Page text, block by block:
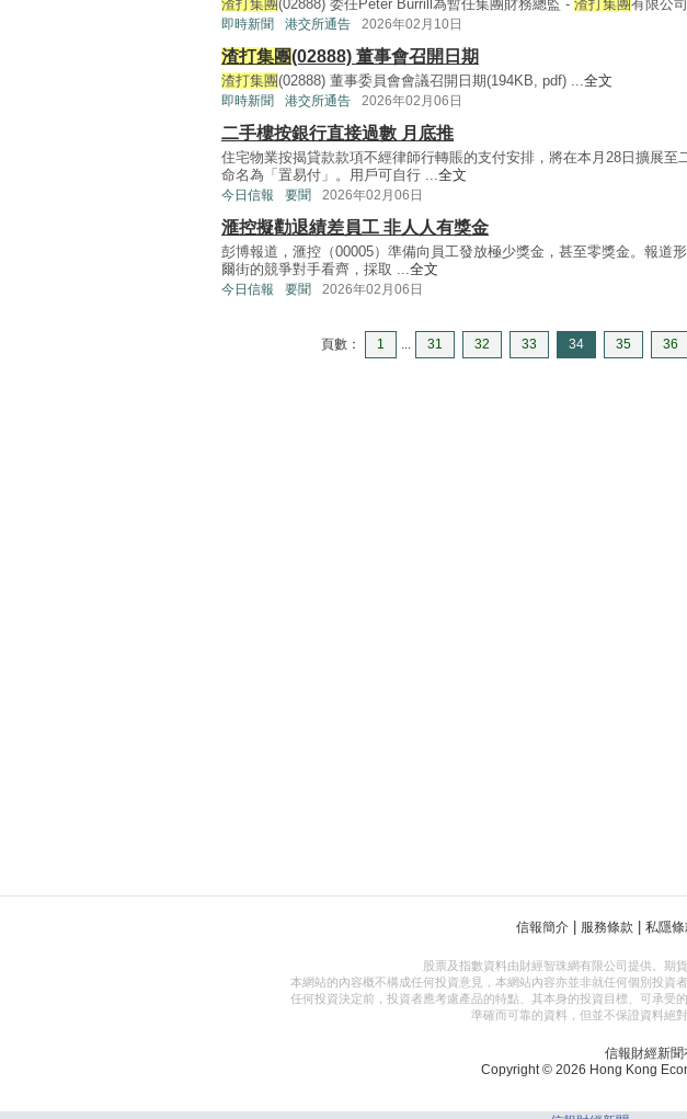
渣打集團(02888) 委任Peter Burrill為暫任集團財務總監 - 渣打集團有限公
即時新聞 港交所通告 2026年02月10日
渣打集團(02888) 董事會召開日期
渣打集團(02888) 董事委員會會議召開日期(194KB, pdf) ... 全文
即時新聞 港交所通告 2026年02月06日
二手樓按銀行直接過數 月底推
住宅物業按揭貸款款項不經律師行轉賬的支付安排，將在本月28日擴展至
命名為「置易付」。用戶可自行 ... 全文
今日信報 要聞 2026年02月06日
滙控擬勸退績差員工 非人人有獎金
彭博報道，滙控（00005）準備向員工發放極少獎金，甚至零獎金。報道
爾街的競爭對手看齊，採取 ... 全文
今日信報 要聞 2026年02月06日
頁數： 1 31 32 33 34 35 36
信報簡介 | 服務條款 | 私隱條
股票及指數資料由財經智珠網有限公司提供。期
本網站的內容概不構成任何投資意見，本網站內容亦並非就任何個別投資
任何投資決定前，投資者應考慮產品的特點、其本身的投資目標、可承
準確而可靠的資料，但並不保證資料絕
信報財經新聞
Copyright © 2026 Hong Kong